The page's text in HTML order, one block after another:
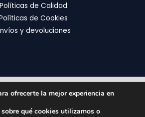
Políticas de Calidad
de Cookies
y devoluciones
© 2026 | FixOrthodontics
ofrecerte la mejor experiencia en
sobre qué cookies utilizamos o